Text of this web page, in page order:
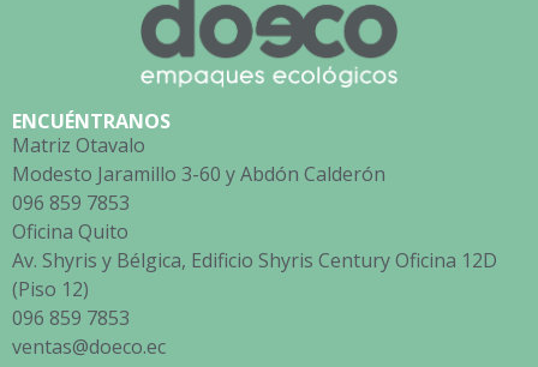
ENCUÉNTRANOS
Matriz Otavalo
Modesto Jaramillo 3-60 y Abdón Calderón
096 859 7853
Oficina Quito
Av. Shyris y Bélgica, Edificio Shyris Century Oficina 12D
(Piso 12)
096 859 7853
ventas@doeco.ec